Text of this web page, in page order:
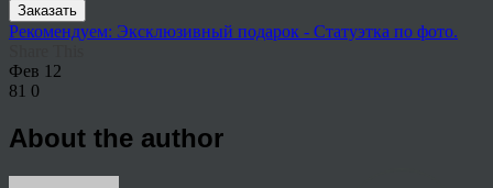
Заказать
Рекомендуем: Эксклюзивный подарок - Статуэтка по фото.
Фев 12
81 0
About the author